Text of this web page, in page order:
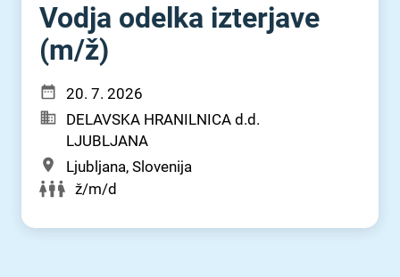
Vodja odelka izterjave
(m⁠/⁠ž)
20. 7. 2026
DELAVSKA HRANILNICA d.d.
LJUBLJANA
Ljubljana, Slovenija
ž/m/d